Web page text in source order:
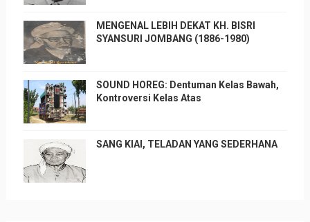
MENGENAL LEBIH DEKAT KH. BISRI
SYANSURI JOMBANG (1886-1980)
SOUND HOREG: Dentuman Kelas Bawah,
Kontroversi Kelas Atas
SANG KIAI, TELADAN YANG SEDERHANA